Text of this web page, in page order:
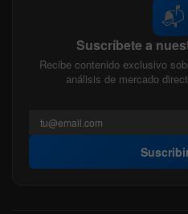
📬
Suscríbete a
Recibe contenido exclusivo
análisis de mercado